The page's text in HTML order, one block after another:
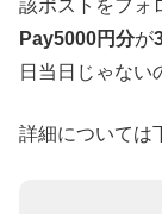
該ポストをフォ
Pay5000円分が
日当日じゃない
詳細については